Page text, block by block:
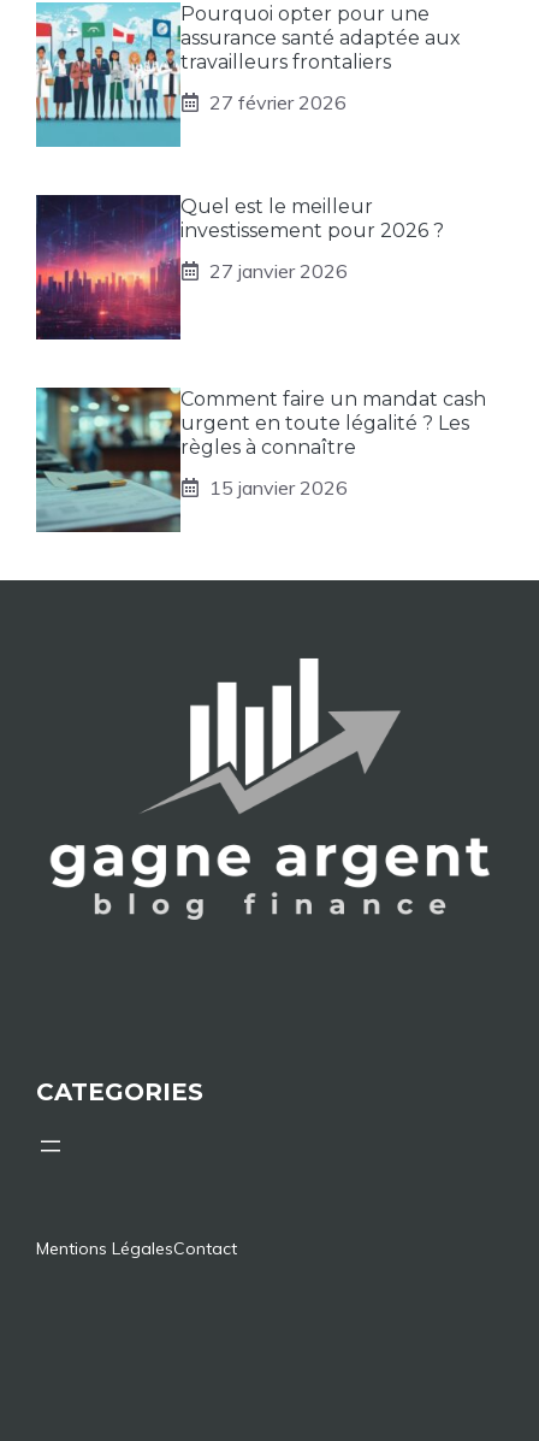
Pourquoi opter pour une
assurance santé adaptée aux
travailleurs frontaliers
27 février 2026
Quel est le meilleur
investissement pour 2026 ?
27 janvier 2026
Comment faire un mandat cash
urgent en toute légalité ? Les
règles à connaître
15 janvier 2026
CATEGORIES
Mentions LégalesContact